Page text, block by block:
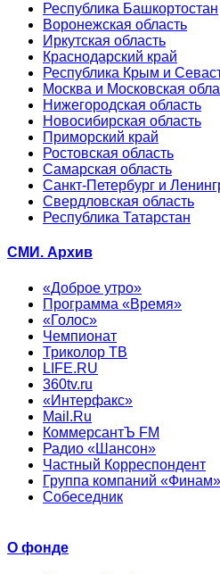
Республика Башкортостан
Воронежская область
Иркутская область
Краснодарский край
Республика Крым и
Москва и Московская
Нижегородская область
Новосибирская область
Приморский край
Ростовская область
Самарская область
Санкт-Петербург и
Свердловская область
Республика Татарстан
СМИ. Архив
«Доброе утро»
Программа «Время»
«Голос»
Чемпионат
Триколор ТВ
LIFE.RU
360tv.ru
«Интерфакс»
Mail.Ru
КоммерсантЪ FM
Радио «Шансон»
Частный Корреспондент
Группа компаний «Финам»
Собеседник
О фонде